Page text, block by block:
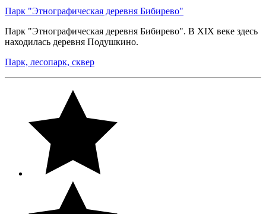
Парк "Этнографическая деревня Бибирево"
Парк "Этнографическая деревня Бибирево". В XIX веке здесь
находилась деревня Подушкино.
Парк, лесопарк, сквер